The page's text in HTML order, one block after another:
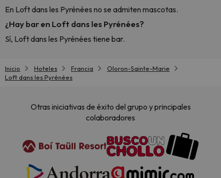
En Loft dans les Pyrénées no se admiten mascotas.
¿Hay bar en Loft dans les Pyrénées?
Sí, Loft dans les Pyrénées tiene bar.
Inicio Hoteles Francia
Oloron-Sainte-Marie
Loft dans les Pyrénées
Otras iniciativas de éxito del grupo y principales
colaboradores